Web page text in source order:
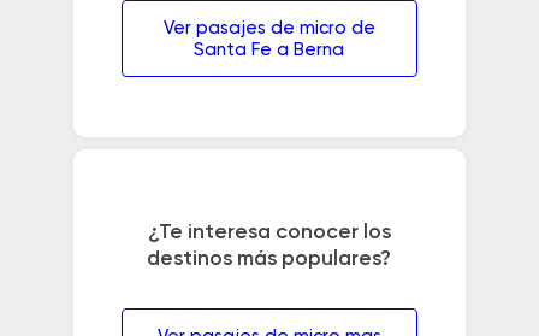
Ver pasajes de micro de
Santa Fe a Berna
¿Te interesa conocer los
destinos más populares?